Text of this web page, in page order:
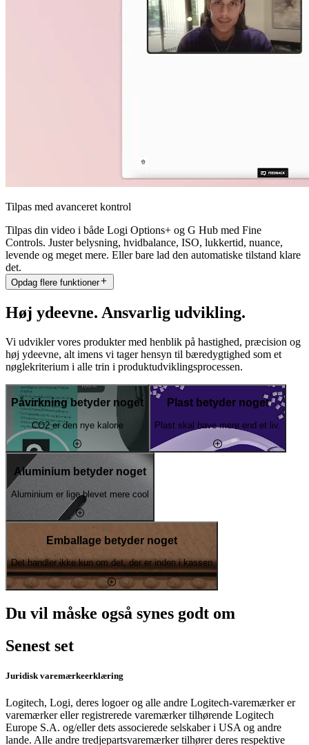
Tilpas med avanceret kontrol
Tilpas din video i både Logi Options+ og G Hub med Fine
Controls. Juster belysning, hvidbalance, ISO, lukkertid, nuance,
levende og meget mere. Eller bare lad den automatiske tilstand klare
det.
Opdag flere funktioner
Høj ydeevne. Ansvarlig udvikling.
Vi udvikler vores produkter med henblik på hastighed, præcision og
høj ydeevne, alt imens vi tager hensyn til bæredygtighed som et
nøglekriterium i alle trin i produktudviklingsprocessen.
Påvirkning betyder noget
CO2 er den nye kalorie
Plast betyder noget
Plast skal have mere end et liv.
Aluminium betyder noget
Aluminium er lige blevet mere cool
Emballage betyder noget
Det handler ikke kun om det, der er inden i kassen
Du vil måske også synes godt om
Senest set
Juridisk varemærkeerklæring
Logitech, Logi, deres logoer og alle andre Logitech-varemærker er
varemærker eller registrerede varemærker tilhørende Logitech
Europe S.A. og/eller dets associerede selskaber i USA og andre
lande. Alle andre tredjepartsvaremærker tilhører deres respektive